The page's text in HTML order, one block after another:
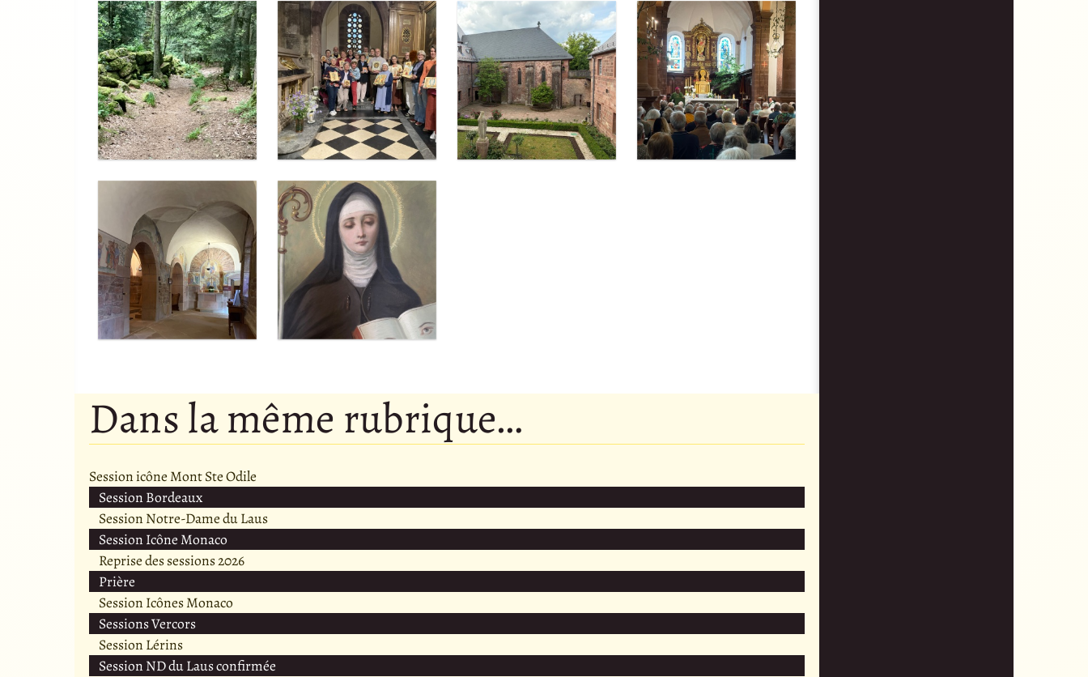
Dans la même rubrique…
Session icône Mont Ste Odile
Session Bordeaux
Session Notre-Dame du Laus
Session Icône Monaco
Reprise des sessions 2026
Prière
Session Icônes Monaco
Sessions Vercors
Session Lérins
Session ND du Laus confirmée